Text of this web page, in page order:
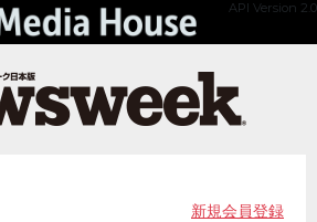
API Version 2.0
新規会員登録